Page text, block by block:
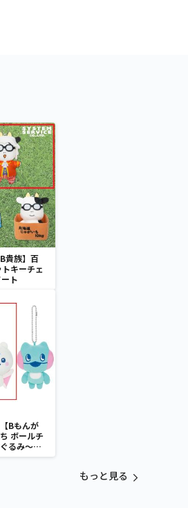
貴族】百
キーチェ
ト
Bもんが
ボールチ
るみ～
～
もっと見る